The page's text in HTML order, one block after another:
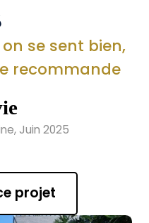
se sent bien,
recommande
Juin 2025
projet